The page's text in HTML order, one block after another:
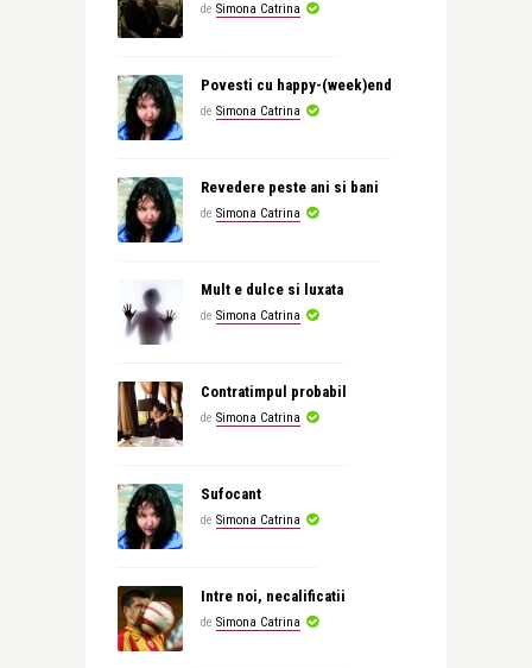
de Simona Catrina
Povesti cu happy-(week)end
de Simona Catrina
Revedere peste ani si bani
de Simona Catrina
Mult e dulce si luxata
de Simona Catrina
Contratimpul probabil
de Simona Catrina
Sufocant
de Simona Catrina
Intre noi, necalificatii
de Simona Catrina